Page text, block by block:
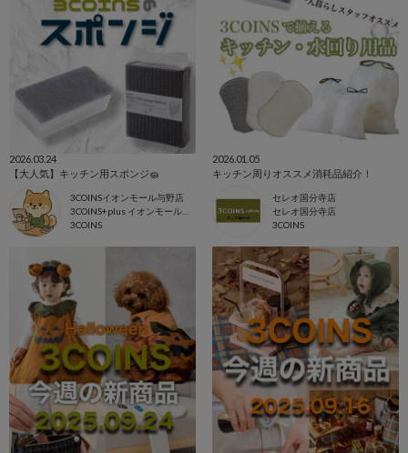
2026.03.24
【大人気】キッチン用スポンジ🧽
3COINSイオンモール与野店
3COINS+plus イオンモール与野店
3COINS
2026.01.05
キッチン周りオススメ消耗品紹介！
セレオ国分寺店
セレオ国分寺店
3COINS